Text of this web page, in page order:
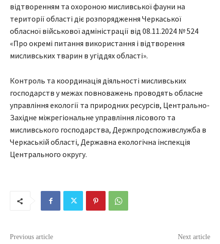
відтворенням та охороною мисливської фауни на
території області діє розпорядження Черкаської
обласної військової адміністрації від 08.11.2024 № 524
«Про окремі питання використання і відтворення
мисливських тварин в угіддях області».
Контроль та координація діяльності мисливських
господарств у межах повноважень проводять обласне
управління екології та природних ресурсів, Центрально-
Західне міжрегіональне управління лісового та
мисливського господарства, Держпродспоживслужба в
Черкаській області, Державна екологічна інспекція
Центрального округу.
Previous article Next article